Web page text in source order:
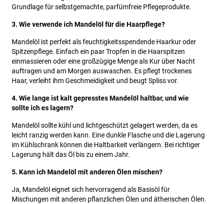
Grundlage für selbstgemachte, parfümfreie Pflegeprodukte.
3. Wie verwende ich Mandelöl für die Haarpflege?
Mandelöl ist perfekt als feuchtigkeitsspendende Haarkur oder
Spitzenpflege. Einfach ein paar Tropfen in die Haarspitzen
einmassieren oder eine großzügige Menge als Kur über Nacht
auftragen und am Morgen auswaschen. Es pflegt trockenes
Haar, verleiht ihm Geschmeidigkeit und beugt Spliss vor.
4. Wie lange ist kalt gepresstes Mandelöl haltbar, und wie
sollte ich es lagern?
Mandelöl sollte kühl und lichtgeschützt gelagert werden, da es
leicht ranzig werden kann. Eine dunkle Flasche und die Lagerung
im Kühlschrank können die Haltbarkeit verlängern. Bei richtiger
Lagerung hält das Öl bis zu einem Jahr.
5. Kann ich Mandelöl mit anderen Ölen mischen?
Ja, Mandelöl eignet sich hervorragend als Basisöl für
Mischungen mit anderen pflanzlichen Ölen und ätherischen Ölen.